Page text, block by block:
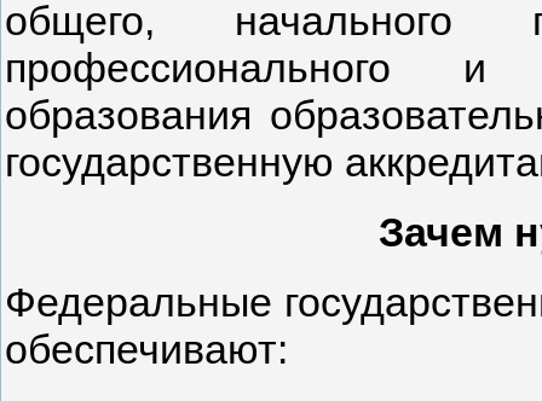
общего, начального
профессионального и
образования
государственную
Зачем
Федеральные
обеспечивают: